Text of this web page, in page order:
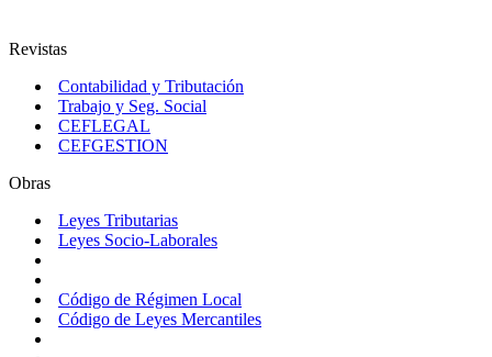
Revistas
Contabilidad y Tributación
Trabajo y Seg. Social
CEFLEGAL
CEFGESTION
Obras
Leyes Tributarias
Leyes Socio-Laborales
Código de Régimen Local
Código de Leyes Mercantiles